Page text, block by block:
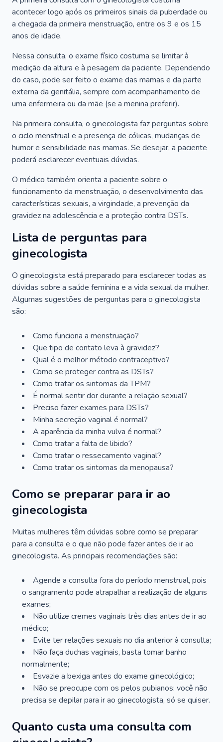
acontecer logo após os primeiros sinais da puberdade ou
a chegada da primeira menstruação, entre os 9 e os 15
anos de idade.
Nessa consulta, o exame físico costuma se limitar à
medição da altura e à pesagem da paciente. Dependendo
do caso, pode ser feito o exame das mamas e da parte
externa da genitália, sempre com acompanhamento de
uma enfermeira ou da mãe (se a menina preferir).
Na primeira consulta, o ginecologista faz perguntas sobre
o ciclo menstrual e a presença de cólicas, mudanças de
humor e sensibilidade nas mamas. Se desejar, a paciente
poderá esclarecer eventuais dúvidas.
O médico também orienta a paciente sobre o
funcionamento da menstruação, o desenvolvimento das
características sexuais, a virgindade, a prevenção da
gravidez na adolescência e a proteção contra DSTs.
Lista de perguntas para
ginecologista
O ginecologista está preparado para esclarecer todas as
dúvidas sobre a saúde feminina e a vida sexual da mulher.
Algumas sugestões de perguntas para o ginecologista
são:
Como funciona a menstruação?
Que tipo de contato leva à gravidez?
Qual é o melhor método contraceptivo?
Como se proteger contra as DSTs?
Como tratar os sintomas da TPM?
É normal sentir dor durante a relação sexual?
Preciso fazer exames para DSTs?
Minha secreção vaginal é normal?
A aparência da minha vulva é normal?
Como tratar a falta de libido?
Como tratar o ressecamento vaginal?
Como tratar os sintomas da menopausa?
Como se preparar para ir ao
ginecologista
Muitas mulheres têm dúvidas sobre como se preparar
para a consulta e o que não pode fazer antes de ir ao
ginecologista. As principais recomendações são:
Agende a consulta fora do período menstrual, pois
o sangramento pode atrapalhar a realização de alguns
exames;
Não utilize cremes vaginais três dias antes de ir ao
médico;
Evite ter relações sexuais no dia anterior à consulta;
Não faça duchas vaginais, basta tomar banho
normalmente;
Esvazie a bexiga antes do exame ginecológico;
Não se preocupe com os pelos pubianos: você não
precisa se depilar para ir ao ginecologista, só se quiser.
Quanto custa uma consulta com